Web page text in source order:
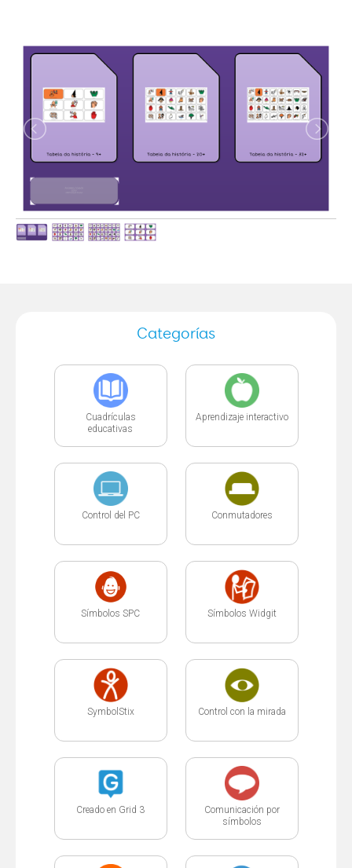
Categorías
Cuadrículas
educativas
Aprendizaje interactivo
Control del PC Conmutadores
Símbolos SPC Símbolos Widgit
SymbolStix Control con la mirada
Creado en Grid 3
Comunicación por
símbolos